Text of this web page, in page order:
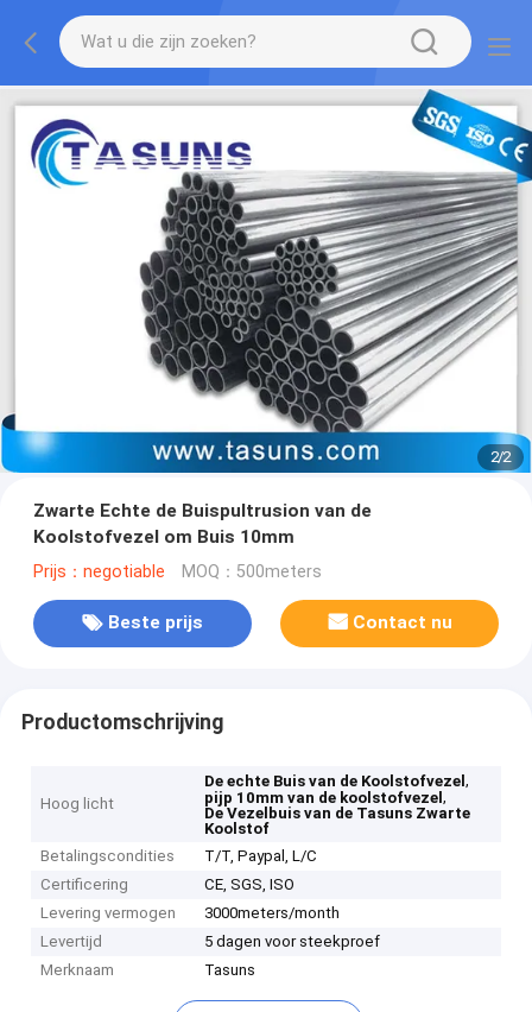
2/2
Zwarte Echte de Buispultrusion van de
Koolstofvezel om Buis 10mm
Prijs：negotiable MOQ：500meters
Beste prijs Contact nu
Productomschrijving
Hoog licht
De echte Buis van de Koolstofvezel,
pijp 10mm van de koolstofvezel,
De Vezelbuis van de Tasuns Zwarte
Koolstof
Betalingscondities
T/T, Paypal, L/C
Certificering
CE, SGS, ISO
Levering vermogen
3000meters/month
Levertijd
5 dagen voor steekproef
Merknaam
Tasuns